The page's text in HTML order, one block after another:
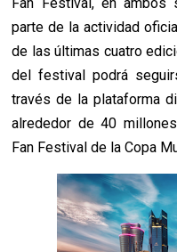
parte de la actividad
de las últimas cuatro
del festival podrá
través de la plataforma
alrededor de 40
Fan Festival de la Copa